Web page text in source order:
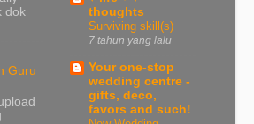
dok
Guru
thoughts
Surviving skill(s)
7 tahun yang lalu
Your one-stop
wedding centre -
gifts, deco,
favors and such!